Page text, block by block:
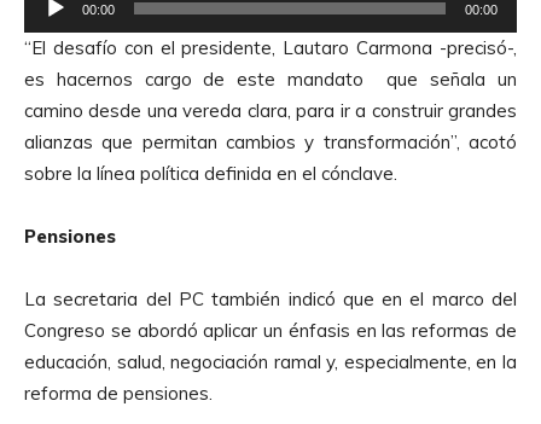
d
i
o
e
p
r
o
d
u
t
r
d
e
A
00:00 00:00
“El desafío con el presidente, Lautaro Carmona -precisó-,
es hacernos cargo de este mandato que señala un
camino desde una vereda clara, para ir a construir grandes
alianzas que permitan cambios y transformación”, acotó
sobre la línea política definida en el cónclave.
Pensiones
La secretaria del PC también indicó que en el marco del
Congreso se abordó aplicar un énfasis en las reformas de
educación, salud, negociación ramal y, especialmente, en la
reforma de pensiones.